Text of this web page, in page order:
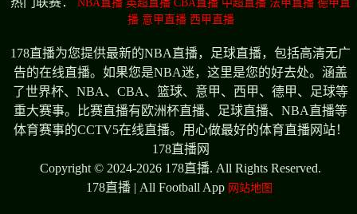
NBA直播 英超直播 CBA直播 中超直播 法甲直播 德甲直
播 意甲直播 西甲直播
178直播为您提供最新的NBA直播，足球直播，包括高清无广
告的在线直播。如果您是NBA迷，这里是您的好去处。涵盖
了世界杯、NBA、CBA、篮球、意甲、西甲、德甲、足球等
重大赛事。比赛直播有欧洲杯直播、足球直播、NBA直播等
体育赛事的CCTV5在线直播。用心做最好的体育直播网站！
178直播网
Copyright © 2024-2026 178直播. All Rights Reserved.
178直播 | All Football App 网站地图